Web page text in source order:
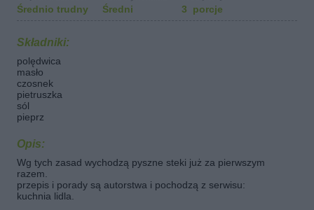
Średnio trudny Średni 3 porcje
Składniki:
polędwica
masło
czosnek
pietruszka
sól
pieprz
Opis:
Wg tych zasad wychodzą pyszne steki już za pierwszym
razem.
przepis i porady są autorstwa i pochodzą z serwisu:
kuchnia lidla.